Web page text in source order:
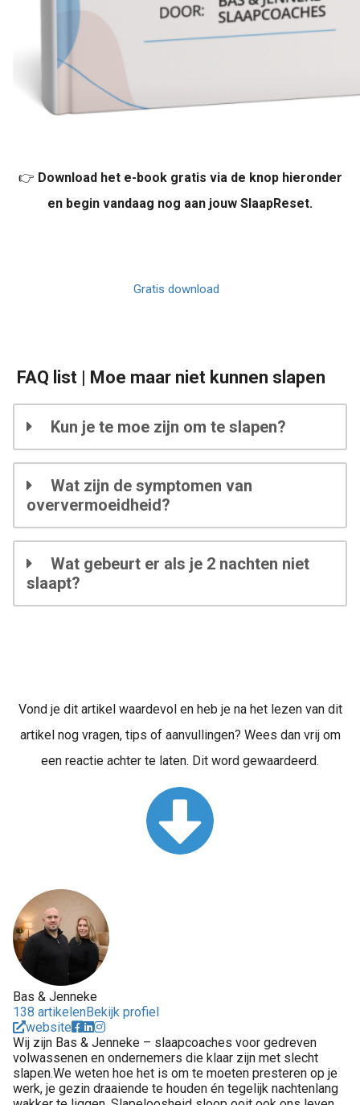
👉 Download het e-book gratis via de knop hieronder
en begin vandaag nog aan jouw SlaapReset.
Gratis download
FAQ list | Moe maar niet kunnen slapen
Kun je te moe zijn om te slapen?
Wat zijn de symptomen van
oververmoeidheid?
Wat gebeurt er als je 2 nachten niet
slaapt?
Vond je dit artikel waardevol en heb je na het lezen van dit
artikel nog vragen, tips of aanvullingen? Wees dan vrij om
een reactie achter te laten. Dit word gewaardeerd.
Bas & Jenneke
138 artikelenBekijk profiel
website
Wij zijn Bas & Jenneke – slaapcoaches voor gedreven
volwassenen en ondernemers die klaar zijn met slecht
slapen.We weten hoe het is om te moeten presteren op je
werk, je gezin draaiende te houden én tegelijk nachtenlang